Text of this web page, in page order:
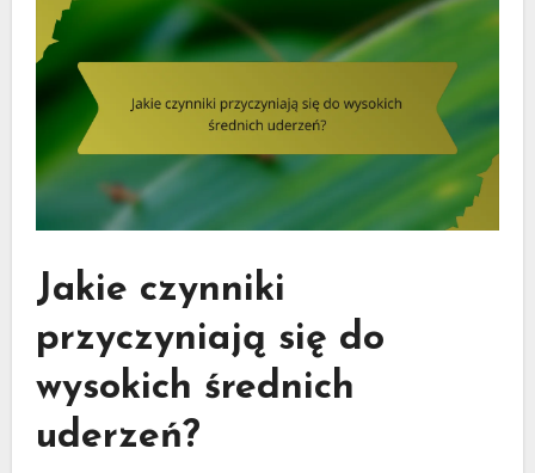
Jakie czynniki
przyczyniają się do
wysokich średnich
uderzeń?